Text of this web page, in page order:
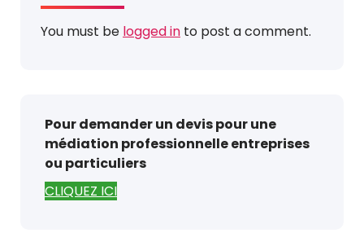
You must be logged in to post a comment.
Pour demander un devis pour une
médiation professionnelle entreprises
ou particuliers
CLIQUEZ ICI